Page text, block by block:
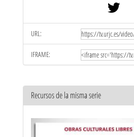
URL:
IFRAME:
Recursos de la misma serie